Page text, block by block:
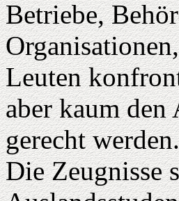
Betriebe,
Leuten
aber kaum
gerecht werden.
Die Zeugnisse